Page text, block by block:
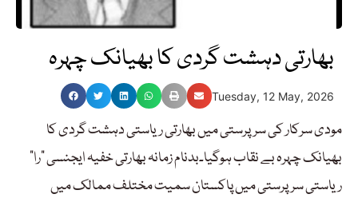
بھارتی دہشت گردی کا بھیانک چہرہ
Tuesday, 12 May, 2026
مودی سرکار کی سرپرستی میں بھارتی ریاستی دہشت گردی کا
بھیانک چہرہ بے نقاب ہوگیا۔بدنام زمانہ بھارتی خفیہ ایجنسی “را”
ریاستی سرپرستی میں پاکستان سمیت مختلف ممالک میں